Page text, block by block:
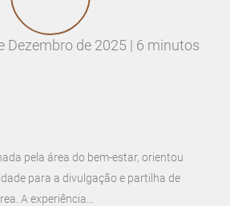
Dezembro de 2025 | 6 minutos
pela área do bem-estar, orientou
para a divulgação e partilha de
A experiência...